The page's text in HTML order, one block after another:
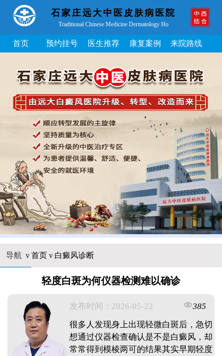
石家庄远大中医皮肤病医院
Traditional Chinese Medicine Dermatology Ho
首页 预约挂号 医生推荐 康复案例 来院路线
导航 ν 首页ν 白癜风诊断
轻度白斑为何仪器检测难以确诊
发布时间：2026-05-22
385
很多人发现身上出现轻微白斑后，急切
想通过仪器检查确认是不是白癜风，却
常常得到模棱两可的结果其实早期轻度